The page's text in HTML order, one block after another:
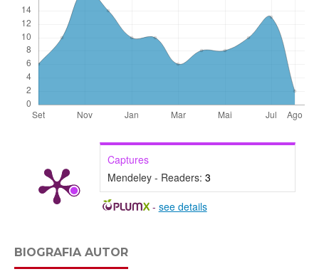
Captures
Mendeley - Readers: 3
- see details
BIOGRAFIA AUTOR